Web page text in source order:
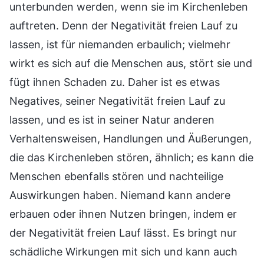
unterbunden werden, wenn sie im Kirchenleben
auftreten. Denn der Negativität freien Lauf zu
lassen, ist für niemanden erbaulich; vielmehr
wirkt es sich auf die Menschen aus, stört sie und
fügt ihnen Schaden zu. Daher ist es etwas
Negatives, seiner Negativität freien Lauf zu
lassen, und es ist in seiner Natur anderen
Verhaltensweisen, Handlungen und Äußerungen,
die das Kirchenleben stören, ähnlich; es kann die
Menschen ebenfalls stören und nachteilige
Auswirkungen haben. Niemand kann andere
erbauen oder ihnen Nutzen bringen, indem er
der Negativität freien Lauf lässt. Es bringt nur
schädliche Wirkungen mit sich und kann auch